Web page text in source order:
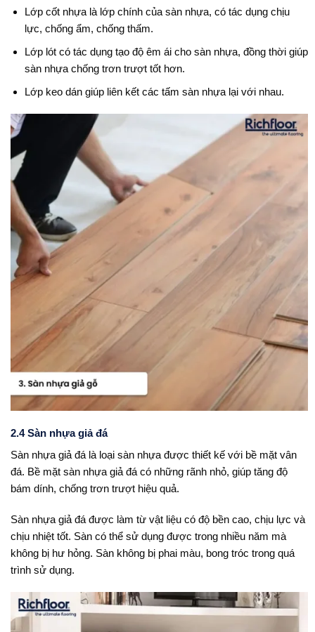
Lớp cốt nhựa là lớp chính của sàn nhựa, có tác dụng chịu
lực, chống ẩm, chống thấm.
Lớp lót có tác dụng tạo độ êm ái cho sàn nhựa, đồng thời giúp
sàn nhựa chống trơn trượt tốt hơn.
Lớp keo dán giúp liên kết các tấm sàn nhựa lại với nhau.
2.4 Sàn nhựa giả đá
Sàn nhựa giả đá là loại sàn nhựa được thiết kế với bề mặt vân
đá. Bề mặt sàn nhựa giả đá có những rãnh nhỏ, giúp tăng độ
bám dính, chống trơn trượt hiệu quả.
Sàn nhựa giả đá được làm từ vật liệu có độ bền cao, chịu lực và
chịu nhiệt tốt. Sàn có thể sử dụng được trong nhiều năm mà
không bị hư hỏng. Sàn không bị phai màu, bong tróc trong quá
trình sử dụng.